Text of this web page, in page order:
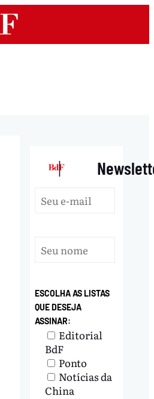
|
ESCOLHA AS LISTAS
QUE DESEJA
ASSINAR:
Editorial
BdF
Ponto
Notícias da
China